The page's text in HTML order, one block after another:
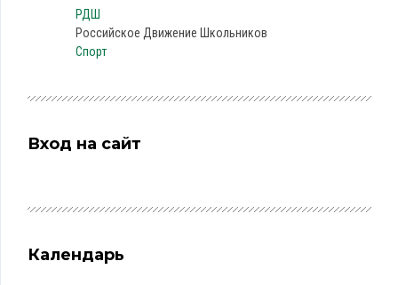
РДШ
Российское Движение Школьников
Спорт
Вход на сайт
Календарь